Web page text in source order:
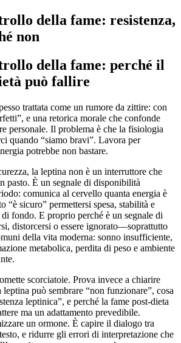
della fame: resistenza,
non
della fame: perché il
può fallire
trattata come un rumore da zittire: con
e una retorica morale che confonde
personale. Il problema è che la fisiologia
quando “siamo bravi”. Lavora per
potrebbe non bastare.
la leptina non è un interruttore che
pasto. È un segnale di disponibilità
comunica al cervello quanta energia è
“è sicuro” permettersi spesa, stabilità e
fondo. E proprio perché è un segnale di
distorcersi o essere ignorato—soprattutto
della vita moderna: sonno insufficiente,
metabolica, perdita di peso e ambiente
scorciatoie. Prova invece a chiarire
leptina può sembrare “non funzionare”, cosa
leptinica”, e perché la fame post-dieta
ma un adattamento prevedibile.
un ormone. È capire il dialogo tra
e ridurre gli errori di interpretazione che